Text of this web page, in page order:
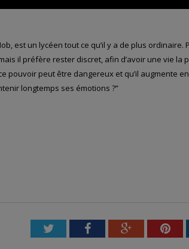
, est un lycéen tout ce qu’il y a de plus ordinaire.
il préfère rester discret, afin d’avoir une vie la
pouvoir peut être dangereux et qu’il augmente
longtemps ses émotions ?”
TwitterFacebookGoogle+